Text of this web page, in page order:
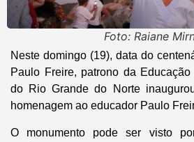
Foto: Raiane
Neste domingo (19), data do
Paulo Freire, patrono da
do Rio Grande do Norte
homenagem ao educador Paulo
O monumento pode ser visto